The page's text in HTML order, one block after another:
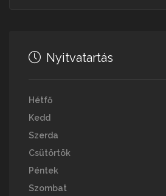
Nyitvatartás
Hétfő
Kedd
Szerda
Csütörtök
Péntek
Szombat